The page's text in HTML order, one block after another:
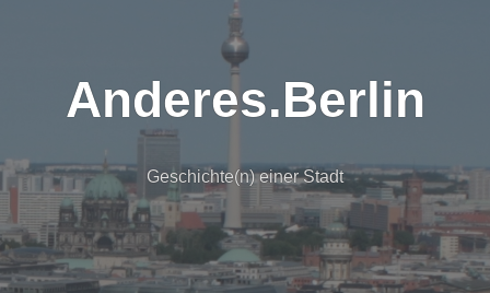
Anderes.Berlin
Geschichte(n) einer Stadt